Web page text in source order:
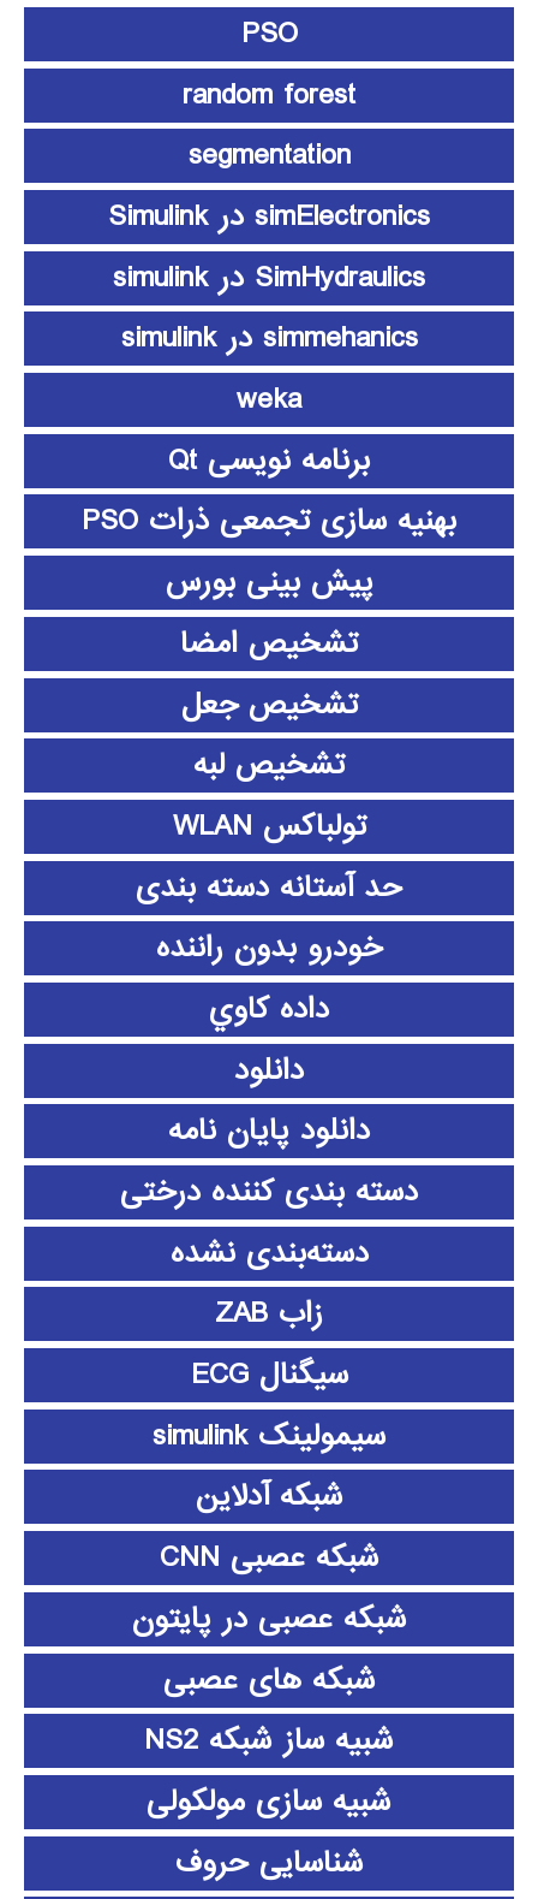
PSO
random forest
segmentation
simElectronics در Simulink
SimHydraulics در simulink
simmehanics در simulink
weka
برنامه نویسی Qt
بهنیه سازی تجمعی ذرات PSO
پیش بینی بورس
تشخیص امضا
تشخیص جعل
تشخیص لبه
تولباکس WLAN
حد آستانه دسته بندی
خودرو بدون راننده
داده كاوي
دانلود
دانلود پايان نامه
دسته بندی کننده درختی
دسته‌بندی نشده
زاب ZAB
سیگنال ECG
سیمولینک simulink
شبکه آدلاین
شبکه عصبی CNN
شبکه عصبی در پایتون
شبکه های عصبی
شبیه ساز شبکه NS2
شبیه سازی مولکولی
شناسایی حروف